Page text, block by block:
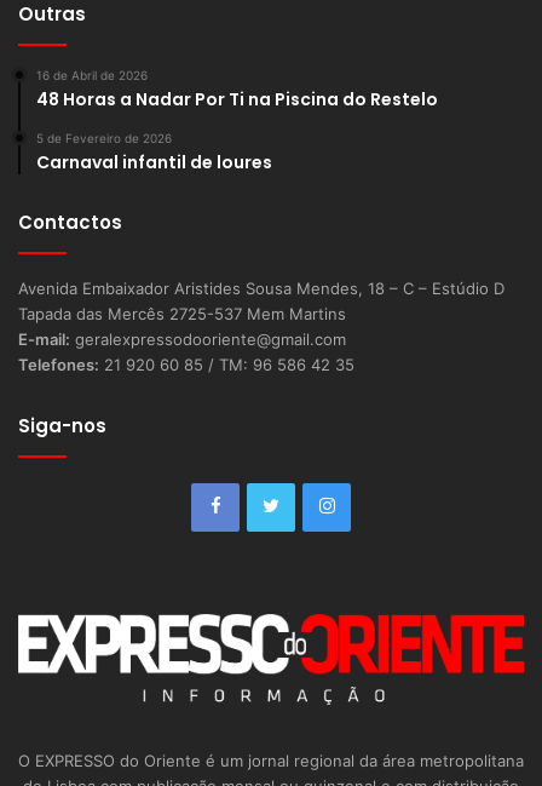
Outras
16 de Abril de 2026
48 Horas a Nadar Por Ti na Piscina do Restelo
5 de Fevereiro de 2026
Carnaval infantil de loures
Contactos
Avenida Embaixador Aristides Sousa Mendes, 18 – C – Estúdio D
Tapada das Mercês 2725-537 Mem Martins
E-mail: geralexpressodooriente@gmail.com
Telefones: 21 920 60 85 / TM: 96 586 42 35
Siga-nos
O EXPRESSO do Oriente é um jornal regional da área metropolitana